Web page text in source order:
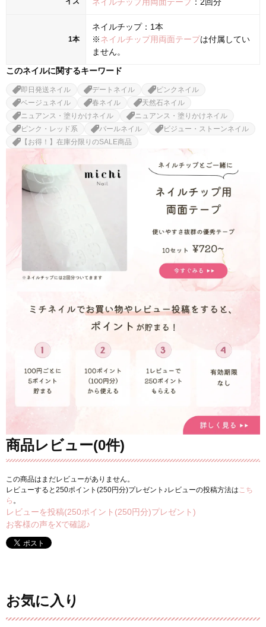
1本
ネイルチップ：1本
※ネイルチップ用両面テープは付属してい
ません。
このネイルに関するキーワード
即日発送ネイル デートネイル
ピンクネイル
ベージュネイル
春ネイル
天然石ネイル
ニュアンス・塗りかけネイル
ニュアンス・塗りかけネイル
ピンク・レッド系
パールネイル
ビジュー・ストーンネイル
【お得！】在庫分限りのSALE商品
商品レビュー(0件)
この商品はまだレビューがありません。
レビューすると250ポイント(250円分)プレゼント♪レビューの投稿方法は こち
ら 。
レビューを投稿(250ポイント(250円分)プレゼント)
お客様の声をXで確認♪
お気に入り